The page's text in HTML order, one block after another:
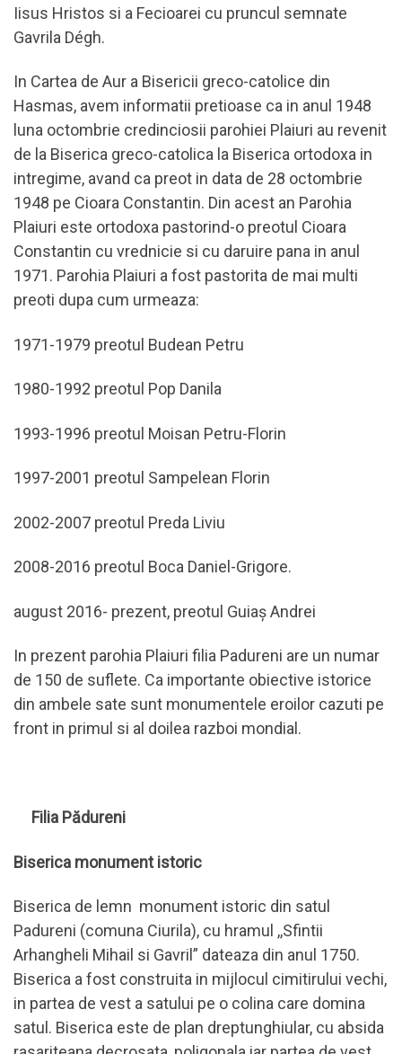
Iisus Hristos si a Fecioarei cu pruncul semnate
Gavrila Dégh.
In Cartea de Aur a Bisericii greco-catolice din
Hasmas, avem informatii pretioase ca in anul 1948
luna octombrie credinciosii parohiei Plaiuri au revenit
de la Biserica greco-catolica la Biserica ortodoxa in
intregime, avand ca preot in data de 28 octombrie
1948 pe Cioara Constantin. Din acest an Parohia
Plaiuri este ortodoxa pastorind-o preotul Cioara
Constantin cu vrednicie si cu daruire pana in anul
1971. Parohia Plaiuri a fost pastorita de mai multi
preoti dupa cum urmeaza:
1971-1979 preotul Budean Petru
1980-1992 preotul Pop Danila
1993-1996 preotul Moisan Petru-Florin
1997-2001 preotul Sampelean Florin
2002-2007 preotul Preda Liviu
2008-2016 preotul Boca Daniel-Grigore.
august 2016- prezent, preotul Guiaș Andrei
In prezent parohia Plaiuri filia Padureni are un numar
de 150 de suflete. Ca importante obiective istorice
din ambele sate sunt monumentele eroilor cazuti pe
front in primul si al doilea razboi mondial.
Filia Pădureni
Biserica monument istoric
Biserica de lemn monument istoric din satul
Padureni (comuna Ciurila), cu hramul ,,Sfintii
Arhangheli Mihail si Gavril” dateaza din anul 1750.
Biserica a fost construita in mijlocul cimitirului vechi,
in partea de vest a satului pe o colina care domina
satul. Biserica este de plan dreptunghiular, cu absida